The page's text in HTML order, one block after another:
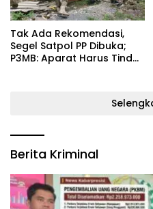
‎Tak Ada Rekomendasi,
Segel Satpol PP Dibuka;
P3MB: Aparat Harus Tindak
Berita Kriminal